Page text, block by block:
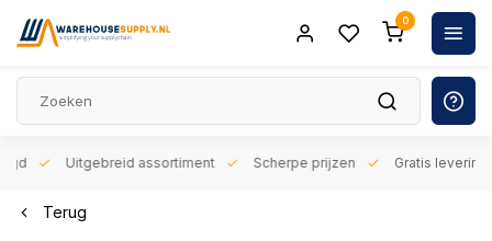
0
Uitgebreid assortiment Scherpe prijzen Gratis levering
Terug